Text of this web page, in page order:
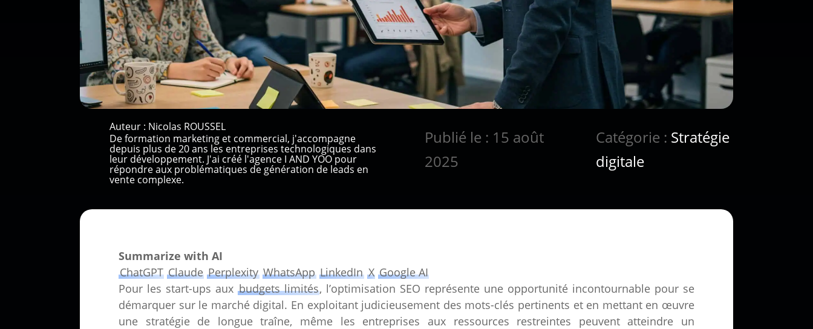
Auteur : Nicolas ROUSSEL
De formation marketing et commercial, j'accompagne
depuis plus de 20 ans les entreprises technologiques dans
leur développement. J'ai créé l'agence I AND YOO pour
répondre aux problématiques de génération de leads en
vente complexe.
Publié le : 15 août
2025
Catégorie : Stratégie
digitale
Summarize with AI
ChatGPT Claude Perplexity WhatsApp LinkedIn X Google AI
Pour les start-ups aux budgets limités, l’optimisation SEO représente une opportunité incontournable pour se
démarquer sur le marché digital. En exploitant judicieusement des mots-clés pertinents et en mettant en œuvre
une stratégie de longue traîne, même les entreprises aux ressources restreintes peuvent atteindre un